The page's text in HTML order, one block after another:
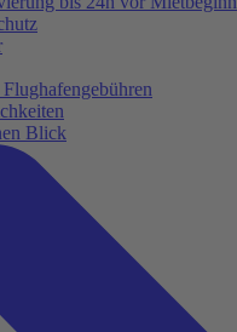
Blick